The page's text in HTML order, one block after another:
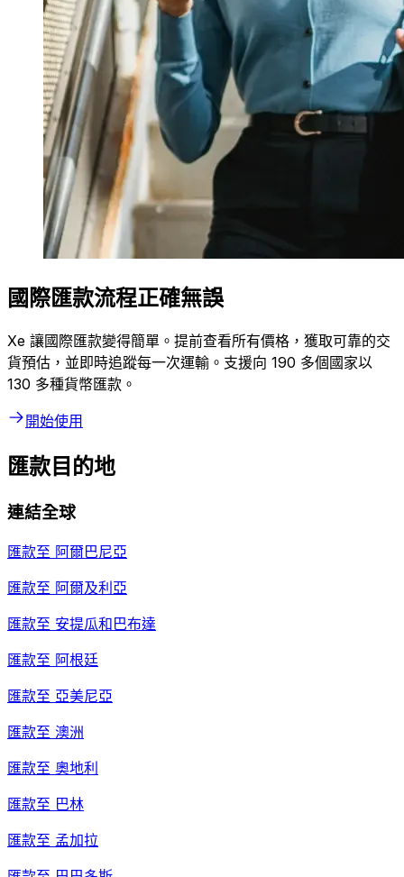
國際匯款流程正確無誤
Xe 讓國際匯款變得簡單。提前查看所有價格，獲取可靠的交
貨預估，並即時追蹤每一次運輸。支援向 190 多個國家以
130 多種貨幣匯款。
開始使用
匯款目的地
連結全球
匯款至 阿爾巴尼亞
匯款至 阿爾及利亞
匯款至 安提瓜和巴布達
匯款至 阿根廷
匯款至 亞美尼亞
匯款至 澳洲
匯款至 奧地利
匯款至 巴林
匯款至 孟加拉